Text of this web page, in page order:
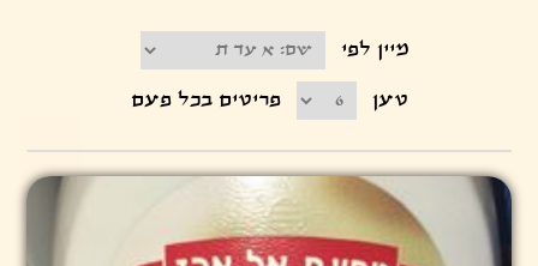
מיין לפי
טען פריטים בכל פעם